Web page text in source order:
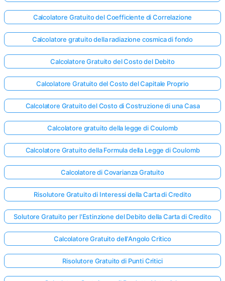
Calcolatore Gratuito del Coefficiente di Correlazione
Calcolatore gratuito della radiazione cosmica di fondo
Calcolatore Gratuito del Costo del Debito
Calcolatore Gratuito del Costo del Capitale Proprio
Calcolatore Gratuito del Costo di Costruzione di una Casa
Calcolatore gratuito della legge di Coulomb
Calcolatore Gratuito della Formula della Legge di Coulomb
Calcolatore di Covarianza Gratuito
Risolutore Gratuito di Interessi della Carta di Credito
Solutore Gratuito per l'Estinzione del Debito della Carta di Credito
Calcolatore Gratuito dell'Angolo Critico
Risolutore Gratuito di Punti Critici